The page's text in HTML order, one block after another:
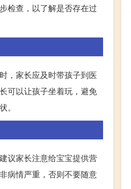
检查，以了解是否存在过
，家长应及时带孩子到医
可以让孩子坐着玩，避免
。
议家长注意给宝宝提供营
病情严重，否则不要随意